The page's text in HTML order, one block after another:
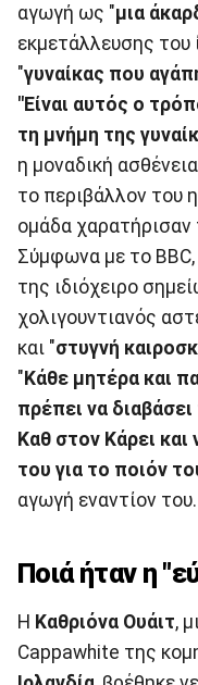
αγωγή ως "μια
εκμετάλλευσης του
"γυναίκας που
"Είναι αυτός ο
τη μνήμη της
η μοναδική ασθένεια
το περιβάλλον του
ομάδα
Σύμφωνα με το
της ιδιόχειρο
χολιγουντιανός
και "στυγνή
"Κάθε μητέρα και
πρέπει να
Καθ στον Κάρει
του για το ποιόν
αγωγή εναντίον του.
Ποιά ήταν η
Η Καθριόνα Ουάιτ,
Cappawhite της